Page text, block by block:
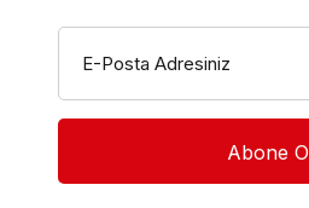
E-Posta Adresiniz